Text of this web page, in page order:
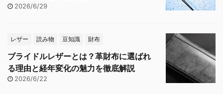
2026/6/29
レザー 読み物 豆知識 財布
ブライドルレザーとは？革財布に選ばれ
る理由と経年変化の魅力を徹底解説
2026/6/22